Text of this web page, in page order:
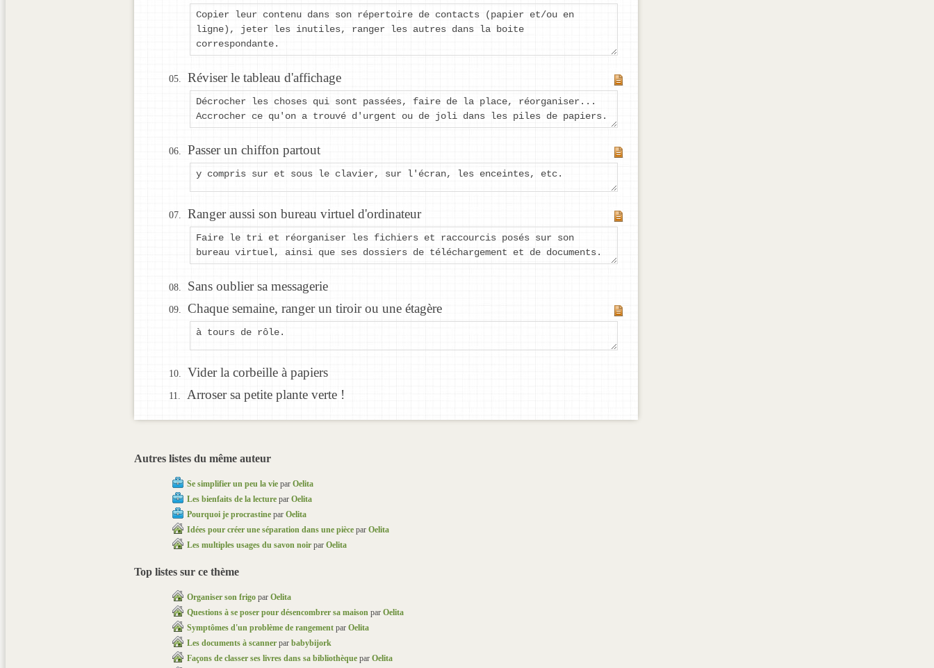
Copier leur contenu dans son répertoire de contacts (papier et/ou en
ligne), jeter les inutiles, ranger les autres dans la boite
correspondante.
Réviser le tableau d'affichage
Décrocher les choses qui sont passées, faire de la place, réorganiser...
Accrocher ce qu'on a trouvé d'urgent ou de joli dans les piles de papiers.
Passer un chiffon partout
y compris sur et sous le clavier, sur l'écran, les enceintes, etc.
Ranger aussi son bureau virtuel d'ordinateur
Faire le tri et réorganiser les fichiers et raccourcis posés sur son
bureau virtuel, ainsi que ses dossiers de téléchargement et de documents.
Sans oublier sa messagerie
Chaque semaine, ranger un tiroir ou une étagère
à tours de rôle.
Vider la corbeille à papiers
Arroser sa petite plante verte !
Autres listes du même auteur
Se simplifier un peu la viepar Oelita
Les bienfaits de la lecturepar Oelita
Pourquoi je procrastinepar Oelita
Idées pour créer une séparation dans une piècepar Oelita
Les multiples usages du savon noirpar Oelita
Top listes sur ce thème
Organiser son frigopar Oelita
Questions à se poser pour désencombrer sa maisonpar Oelita
Symptômes d'un problème de rangementpar Oelita
Les documents à scannerpar babybijork
Façons de classer ses livres dans sa bibliothèquepar Oelita